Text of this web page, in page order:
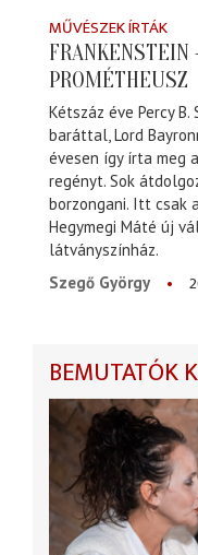
MŰVÉSZEK ÍRTÁK
FRANKENSTEIN
PROMÉTHEUSZ
Kétszáz éve Percy
baráttal, Lord
évesen így írta meg
regényt. Sok
borzongani. Itt csak
Hegymegi Máté új
látványszínház.
Szegő György
BEMUTATÓK